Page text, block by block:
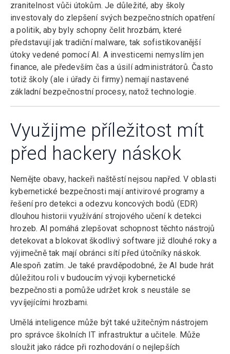
zranitelnost vůči útokům. Je důležité, aby školy
investovaly do zlepšení svých bezpečnostních opatření
a politik, aby byly schopny čelit hrozbám, které
představují jak tradiční malware, tak sofistikovanější
útoky vedené pomocí AI. A investicemi nemyslím jen
finance, ale především čas a úsilí administrátorů. Často
totiž školy (ale i úřady či firmy) nemají nastavené
základní bezpečnostní procesy, natož technologie.
Využijme příležitost mít
před hackery náskok
Nemějte obavy, hackeři naštěstí nejsou napřed. V oblasti
kybernetické bezpečnosti mají antivirové programy a
řešení pro detekci a odezvu koncových bodů (EDR)
dlouhou historii využívání strojového učení k detekci
hrozeb. AI pomáhá zlepšovat schopnost těchto nástrojů
detekovat a blokovat škodlivý software již dlouhé roky a
výjimečně tak mají obránci sítí před útočníky náskok.
Alespoň zatím. Je také pravděpodobné, že AI bude hrát
důležitou roli v budoucím vývoji kybernetické
bezpečnosti a pomůže udržet krok s neustále se
vyvíjejícími hrozbami.
Umělá inteligence může být také užitečným nástrojem
pro správce školních IT infrastruktur a učitele. Může
sloužit jako rádce při rozhodování o nejlepších